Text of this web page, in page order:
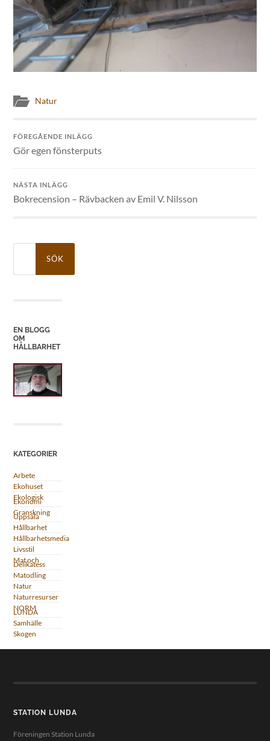
Natur
FÖREGÅENDE INLÄGG
Gör egen fönsterputs
NÄSTA INLÄGG
Bokrecension – Rävbacken av Emil V. Nilsson
Sök
EN BLOGG
OM
HÅLLBARHET
KATEGORIER
Arbete
Ekohuset
Ekologisk
Ekonomi
Granskning
Uppsala
Hållbarhet
Hållbarhetsmedia
Livsstil
Mat och
Delikatess
Matodling
Natur
Naturresurser
NORM
LUNDA
Samhälle
Skogen
STATION LUNDA
Föreningen Station Lunda